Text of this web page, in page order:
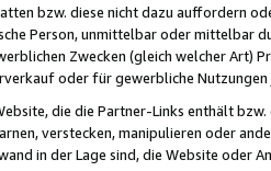
bzw. diese nicht dazu auffordern
Person, unmittelbar oder mittelbar
Zwecken (gleich welcher Art)
oder für gewerbliche
die die Partner-Links enthält
verstecken, manipulieren oder
in der Lage sind, die Website oder